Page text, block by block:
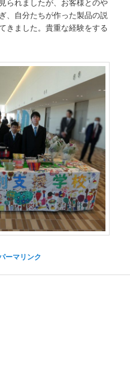
、自分たちが作った製品の説
きました。貴重な経験をする
ーマリンク